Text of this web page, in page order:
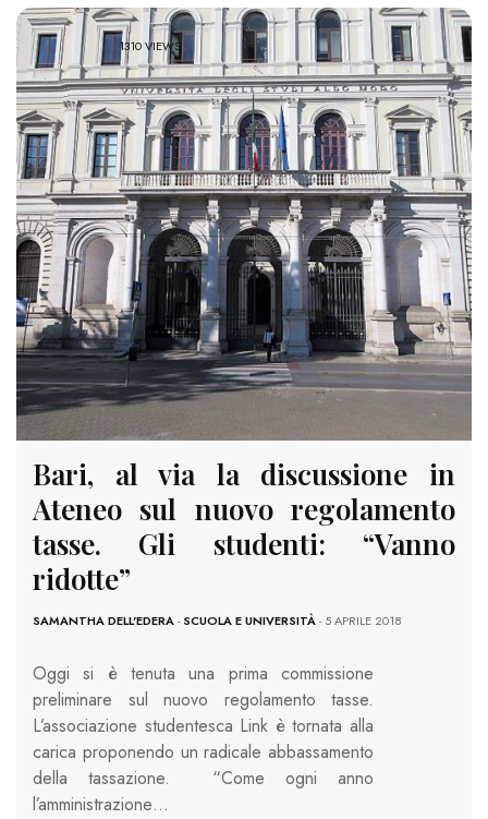
1310 VIEWS
Bari, al via la discussione in
Ateneo sul nuovo regolamento
tasse. Gli studenti: “Vanno
ridotte”
SAMANTHA DELL'EDERA-SCUOLA E UNIVERSITÀ- 5 APRILE 2018
Oggi si è tenuta una prima commissione
preliminare sul nuovo regolamento tasse.
L’associazione studentesca Link è tornata alla
carica proponendo un radicale abbassamento
della tassazione. “Come ogni anno
l’amministrazione…